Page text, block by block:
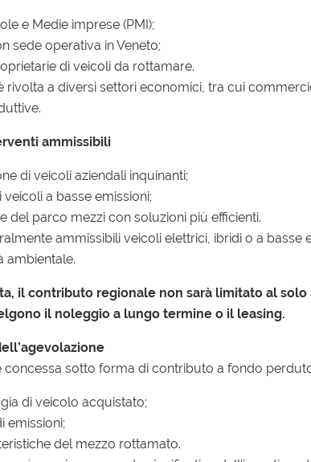
e Medie imprese (PMI);
sede operativa in Veneto;
di veicoli da rottamare.
rivolta a diversi settori economici, tra cui
ammissibili
di veicoli aziendali inquinanti;
a basse emissioni;
del parco mezzi con soluzioni più efficienti.
ammissibili veicoli elettrici, ibridi o a basse
ambientale.
il contributo regionale non sarà limitato al
il noleggio a lungo termine o il leasing.
concessa sotto forma di contributo a fondo
di veicolo acquistato;
emissioni;
del mezzo rottamato.